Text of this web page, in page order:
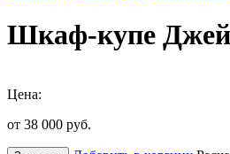
Шкаф-купе
Цена:
от 38 000 руб.